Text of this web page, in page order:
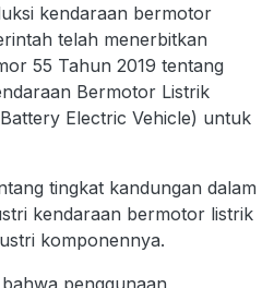
kendaraan bermotor
telah menerbitkan
55 Tahun 2019 tentang
Bermotor Listrik
Electric Vehicle) untuk
tingkat kandungan dalam
kendaraan bermotor listrik
komponennya.
penggunaan